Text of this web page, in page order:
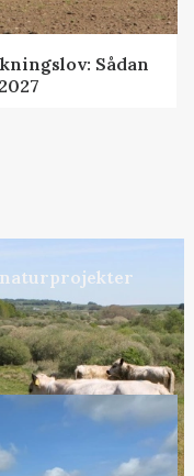
Sådan